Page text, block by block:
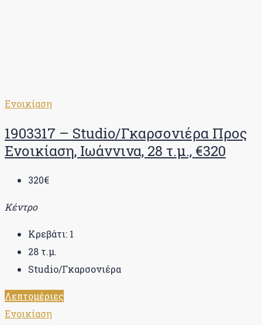
Ενοικίαση
1903317 – Studio/Γκαρσονιέρα Προς
Ενοικίαση, Ιωάννινα, 28 τ.μ., €320
320€
Κέντρο
Κρεβάτι: 1
28 τ.μ.
Studio/Γκαρσονιέρα
Λεπτομέριες
Ενοικίαση